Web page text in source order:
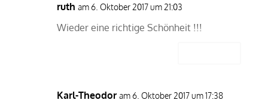
ruth am 6. Oktober 2017 um 21:03
Wieder eine richtige Schönheit !!!
Karl-Theodor am 6. Oktober 2017 um 17:38